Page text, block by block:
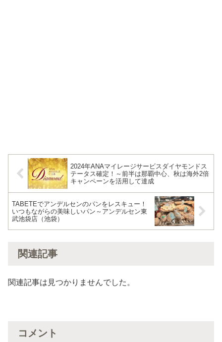
2024年ANAマイレージサービスダイヤモンドス
テータス確定！～前半は那覇中心、秋は海外2倍
キャンペーンを活用して達成
TABETEでアンデルセンのパンをレスキュー！
いつもながらの美味しいパン～アンデルセン東
武池袋店（池袋）
関連記事
関連記事は見つかりませんでした。
コメント